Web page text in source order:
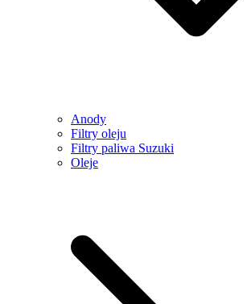
Anody
Filtry oleju
Filtry paliwa Suzuki
Oleje